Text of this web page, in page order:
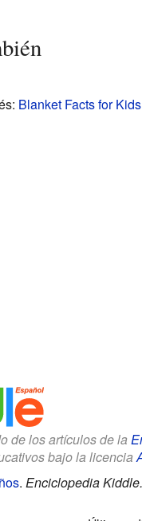
Blanket Facts for Kids
de los artículos de la
bajo la licencia
. Enciclopedia Kiddle.